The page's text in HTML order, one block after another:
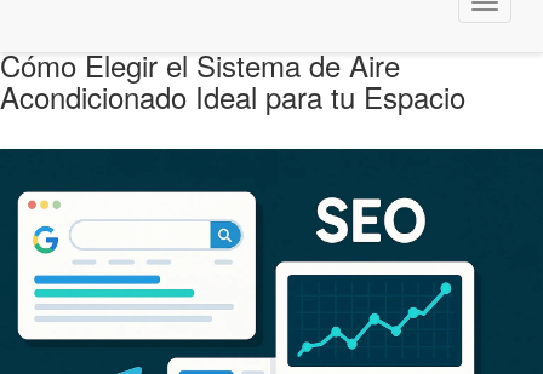
Menu
Cómo Elegir el Sistema de Aire
Acondicionado Ideal para tu Espacio